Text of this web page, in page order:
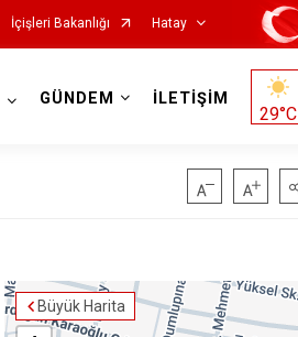
İçişleri Bakanlığı Hatay
Reyhanlı
GÜNDEM İLETİŞİM
29°C
Büyük Harita